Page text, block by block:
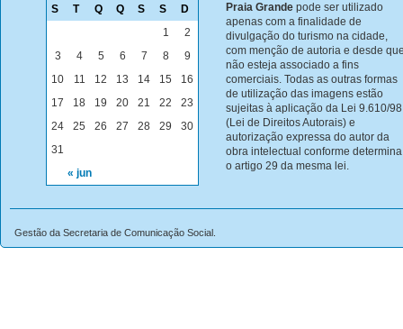
S
T Q Q S S D
« jun
1
2
3
4 5 6 7 8
9
10
11 12 13 14 15
16
17
18 19 20 21 22
23
24
25 26 27 28 29
30
31
Praia Grande pode ser utilizado
apenas com a finalidade de
divulgação do turismo na cidade,
com menção de autoria e desde
não esteja associado a fins
comerciais. Todas as outras formas
de utilização das imagens estão
sujeitas à aplicação da Lei 9.610/98
(Lei de Direitos Autorais) e
autorização expressa do autor da
obra intelectual conforme determina
o artigo 29 da mesma lei.
Gestão da Secretaria de Comunicação Social.